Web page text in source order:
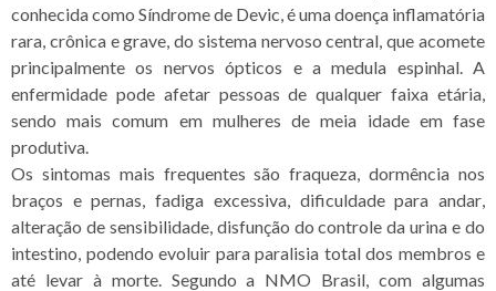
conhecida como Síndrome de Devic, é uma doença inflamatória
rara, crônica e grave, do sistema nervoso central, que acomete
principalmente os nervos ópticos e a medula espinhal. A
enfermidade pode afetar pessoas de qualquer faixa etária,
sendo mais comum em mulheres de meia idade em fase
produtiva.
Os sintomas mais frequentes são fraqueza, dormência nos
braços e pernas, fadiga excessiva, dificuldade para andar,
alteração de sensibilidade, disfunção do controle da urina e do
intestino, podendo evoluir para paralisia total dos membros e
até levar à morte. Segundo a NMO Brasil, com algumas